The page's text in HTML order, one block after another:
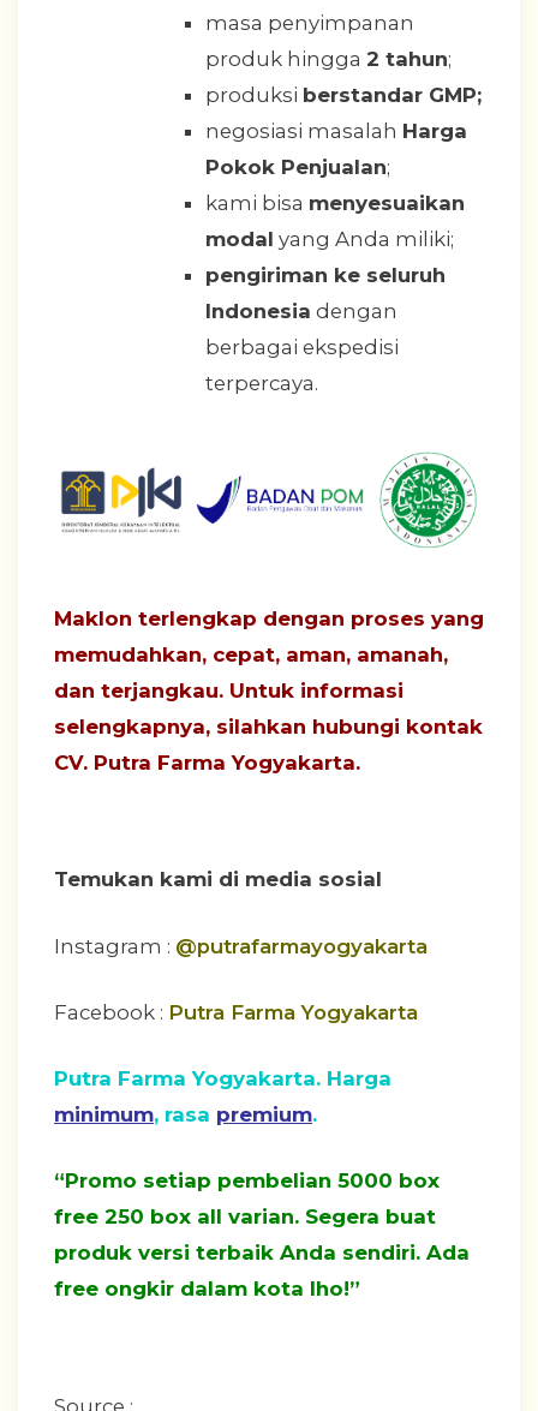
masa penyimpanan
produk hingga 2 tahun;
produksi berstandar GMP;
negosiasi masalah Harga
Pokok Penjualan;
kami bisa menyesuaikan
modal yang Anda miliki;
pengiriman ke seluruh
Indonesia dengan
berbagai ekspedisi
terpercaya.
Maklon terlengkap dengan proses yang
memudahkan, cepat, aman, amanah,
dan terjangkau. Untuk informasi
selengkapnya, silahkan hubungi kontak
CV. Putra Farma Yogyakarta.
Temukan kami di media sosial
Instagram : @putrafarmayogyakarta
Facebook : Putra Farma Yogyakarta
Putra Farma Yogyakarta. Harga
minimum, rasa premium.
“Promo setiap pembelian 5000 box
free 250 box all varian. Segera buat
produk versi terbaik Anda sendiri. Ada
free ongkir dalam kota lho!”
Source :